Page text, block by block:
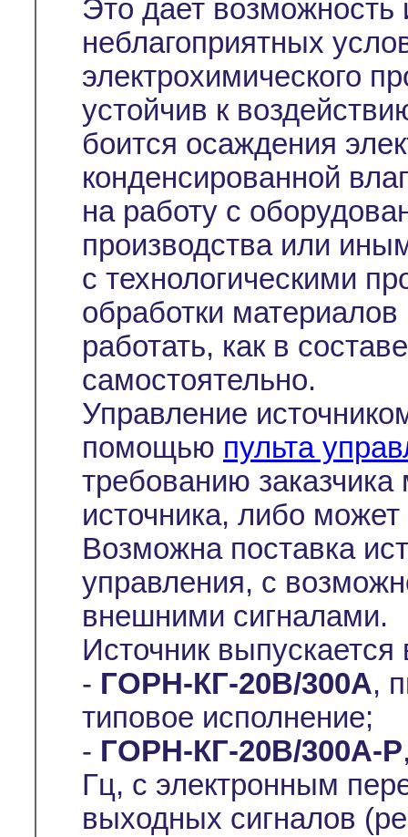
Это дает возможность
неблагоприятных
электрохимического
устойчив к
боится осаждения
конденсированной
на работу с
производства или
с технологическими
обработки
работать, как в
самостоятельно.
Управление
помощью пульта
требованию
источника, либо
Возможна поставка
управления, с
внешними сигналами.
Источник
- ГОРН-КГ-20В/300А,
типовое исполнение;
- ГОРН-КГ-20В/300А-Р
Гц, с электронным
выходных сигналов